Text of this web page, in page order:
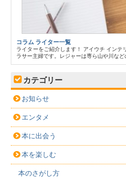
コラム ライター一覧
ライターをご紹介します！ アイウチ インテ
ラサー主婦です。レジャーは専ら山や川など
カテゴリー
お知らせ
エンタメ
本に出会う
本を楽しむ
本のさがし方